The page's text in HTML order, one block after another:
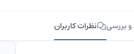
و بررسی نظرات کاربران